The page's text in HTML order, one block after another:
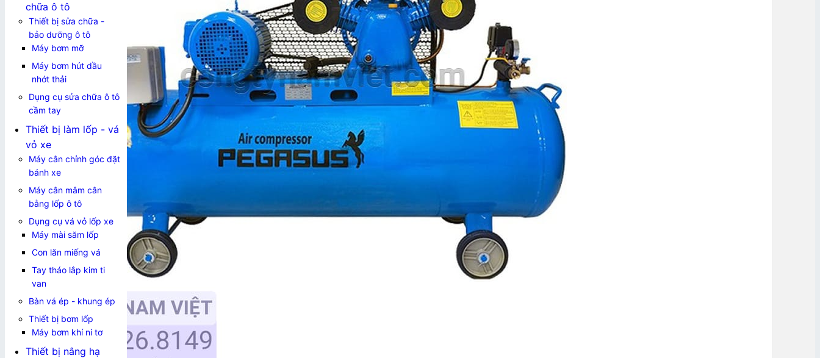
chữa ô tô
Thiết bị sửa chữa -
bảo dưỡng ô tô
Máy bơm mỡ
Máy bơm hút dầu
nhớt thải
Dụng cụ sửa chữa ô tô
cầm tay
Thiết bị làm lốp - vá
vỏ xe
Máy cân chỉnh góc đặt
bánh xe
Máy cân mâm cân
bằng lốp ô tô
Dụng cụ vá vỏ lốp xe
Máy mài săm lốp
Con lăn miếng vá
Tay tháo lắp kim ti
van
Bàn vá ép - khung ép
Thiết bị bơm lốp
Máy bơm khí ni tơ
Thiết bị nâng hạ